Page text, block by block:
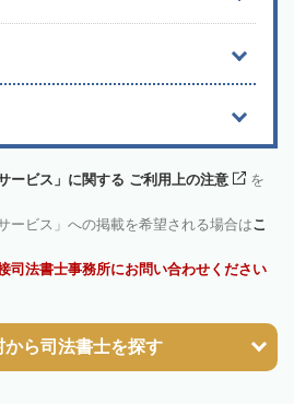
ービス」に関する ご利用上の注意
を
ービス」への掲載を希望される場合はこ
司法書士事務所にお問い合わせください
から司法書士を探す